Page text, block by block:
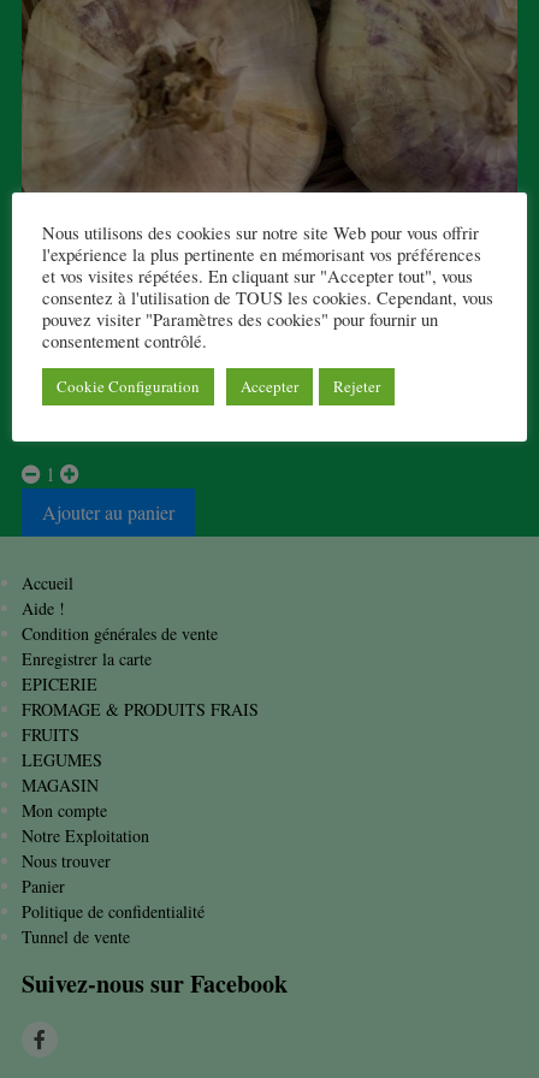
AIL VIOLET
1,30 € TTC
1 tête, à la pièce
1
Ajouter au panier
Accueil
Aide !
Condition générales de vente
Enregistrer la carte
EPICERIE
FROMAGE & PRODUITS FRAIS
FRUITS
LEGUMES
MAGASIN
Mon compte
Notre Exploitation
Nous trouver
Panier
Politique de confidentialité
Tunnel de vente
Suivez-nous sur Facebook
Nous utilisons des cookies sur notre site Web pour vous offrir
l'expérience la plus pertinente en mémorisant vos préférences
et vos visites répétées. En cliquant sur "Accepter tout", vous
consentez à l'utilisation de TOUS les cookies. Cependant, vous
pouvez visiter "Paramètres des cookies" pour fournir un
consentement contrôlé.
Cookie Configuration Accepter Rejeter